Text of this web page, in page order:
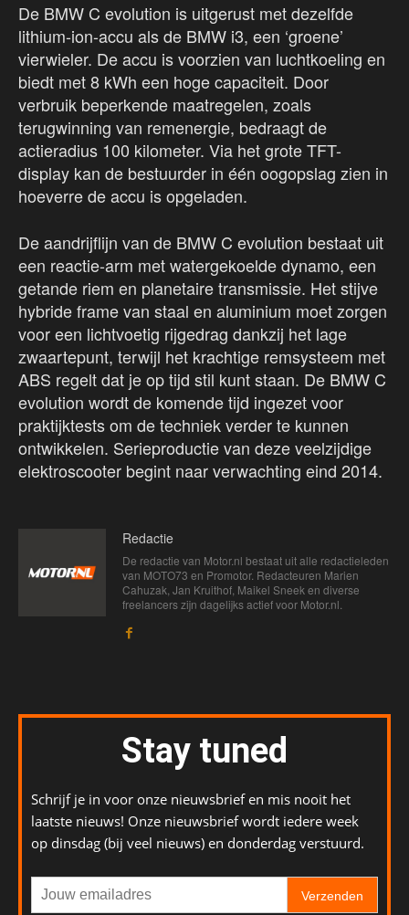
De BMW C evolution is uitgerust met dezelfde
lithium-ion-accu als de BMW i3, een ‘groene’
vierwieler. De accu is voorzien van luchtkoeling en
biedt met 8 kWh een hoge capaciteit. Door
verbruik beperkende maatregelen, zoals
terugwinning van remenergie, bedraagt de
actieradius 100 kilometer. Via het grote TFT-
display kan de bestuurder in één oogopslag zien in
hoeverre de accu is opgeladen.
De aandrijflijn van de BMW C evolution bestaat uit
een reactie-arm met watergekoelde dynamo, een
getande riem en planetaire transmissie. Het stijve
hybride frame van staal en aluminium moet zorgen
voor een lichtvoetig rijgedrag dankzij het lage
zwaartepunt, terwijl het krachtige remsysteem met
ABS regelt dat je op tijd stil kunt staan. De BMW C
evolution wordt de komende tijd ingezet voor
praktijktests om de techniek verder te kunnen
ontwikkelen. Serieproductie van deze veelzijdige
elektroscooter begint naar verwachting eind 2014.
Redactie
De redactie van Motor.nl bestaat uit alle redactieleden
van MOTO73 en Promotor. Redacteuren Marien
Cahuzak, Jan Kruithof, Maikel Sneek en diverse
freelancers zijn dagelijks actief voor Motor.nl.
Stay tuned
Schrijf je in voor onze nieuwsbrief en mis nooit het
laatste nieuws! Onze nieuwsbrief wordt iedere week
op dinsdag (bij veel nieuws) en donderdag verstuurd.
Verzenden